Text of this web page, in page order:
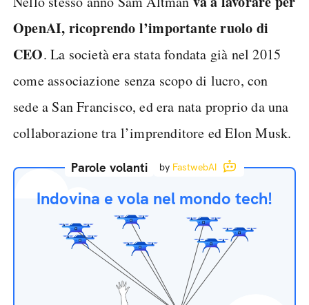
OpenAI, ricoprendo l’importante ruolo di
CEO. La società era stata fondata già nel 2015
come associazione senza scopo di lucro, con
sede a San Francisco, ed era nata proprio da una
collaborazione tra l’imprenditore ed Elon Musk.
Parole volanti by FastwebAI
Indovina e vola nel mondo tech!